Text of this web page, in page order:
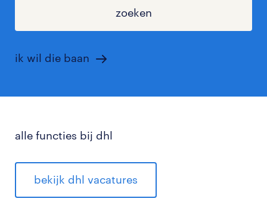
zoeken
ik wil die baan
alle functies bij dhl
bekijk dhl vacatures